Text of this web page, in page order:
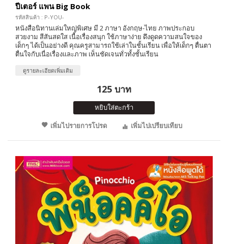
ปีเตอร์ แพน Big Book
รหัสสินค้า : P-YOU-
หนังสือนิทานเล่มใหญ่พิเศษ มี 2 ภาษา อังกฤษ-ไทย ภาพประกอบ
สวยงาม สีสันสดใส เนื้อเรื่องสนุก ใช้ภาษาง่าย ดึงดูดความสนใจของ
เด็กๆ ได้เป็นอย่างดี คุณครูสามารถใช้เล่าในชั้นเรียน เพื่อให้เด็กๆ ตื่นตา
ตื่นใจกับเนื่อเรื่องและภาพ เห็นชัดเจนทั่วทั้งชั้นเรียน
ดูรายละเอียดเพิ่มเติม
125 บาท
หยิบใส่ตะกร้า
เพิ่มไปรายการโปรด
เพิ่มไปเปรียบเทียบ